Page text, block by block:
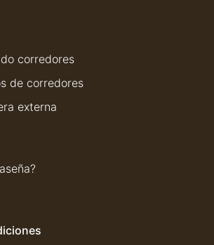
corredores
de corredores
externa